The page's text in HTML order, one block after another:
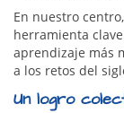
En nuestro
herramienta
aprendizaje más
a los retos del
Un logro